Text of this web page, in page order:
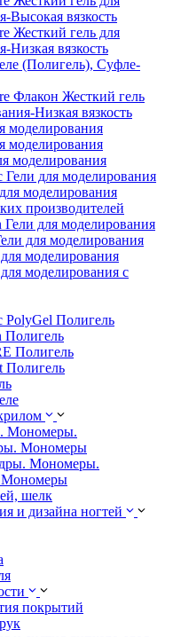
Высокая вязкость
Жесткий гель для
Низкая вязкость
(Полигель), Суфле-
Флакон Жесткий гель
Низкая вязкость
моделирования
моделирования
моделирования
Гели для моделирования
моделирования
производителей
для моделирования
для моделирования
моделирования
моделирования с
PolyGel Полигель
Полигель
Полигель
Полигель
Мономеры.
Мономеры
Мономеры.
шелк
и дизайна ногтей
покрытий